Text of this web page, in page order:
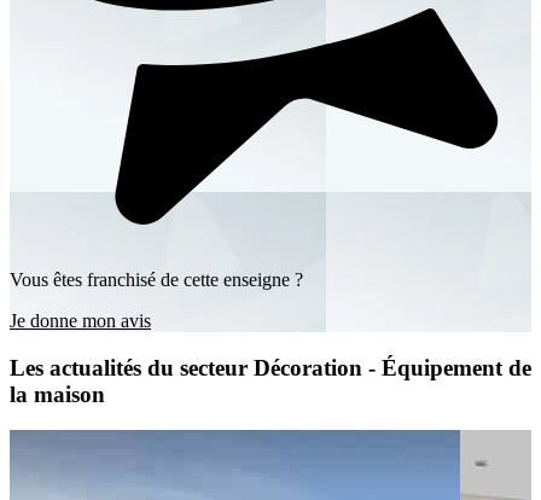
Vous êtes franchisé de cette enseigne ?
Je donne mon avis
Les actualités du secteur Décoration - Équipement de
la maison